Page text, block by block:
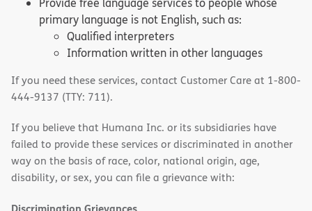
primary language is not English, such as:
Qualified interpreters
Information written in other languages
If you need these services, contact Customer Care at 1-800-
444-9137 (TTY: 711).
If you believe that Humana Inc. or its subsidiaries have
failed to provide these services or discriminated in another
way on the basis of race, color, national origin, age,
disability, or sex, you can file a grievance with: